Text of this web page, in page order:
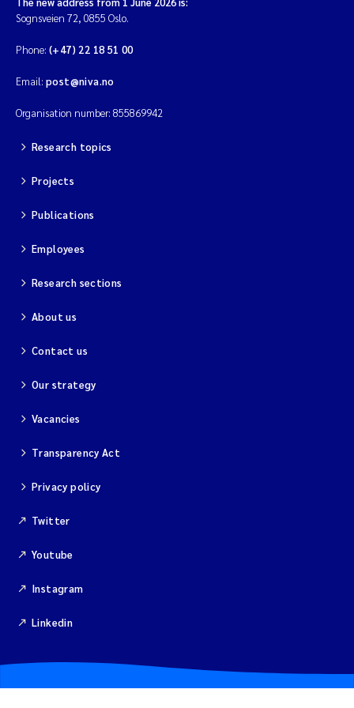
Solrun Figenschau Skjellum
Andreas Ballot
Camilla H C Hagman
Saskia Trubbach
Dag Øystein Hjermann
Magnus Dahler Norling
Marianne Olsen
Viviane Girardin
Isabel Seifert-Dähnn
Joachim Tørum Johansen
Sognsveien 72, 0855 Oslo.
Phone: (+47) 22 18 51 00
Email: post@niva.no
Organisation number: 855869942
Research topics
Projects
Publications
Employees
Research sections
About us
Contact us
Our strategy
Vacancies
Transparency Act
Privacy policy
Twitter
Youtube
Instagram
Linkedin